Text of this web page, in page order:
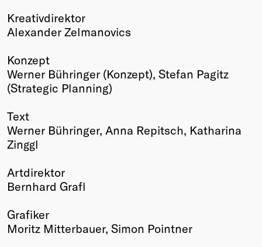
Kreativdirektor
Alexander Zelmanovics
Konzept
Werner Bühringer (Konzept), Stefan Pagitz
(Strategic Planning)
Text
Werner Bühringer, Anna Repitsch, Katharina
Zinggl
Artdirektor
Bernhard Grafl
Grafiker
Moritz Mitterbauer, Simon Pointner